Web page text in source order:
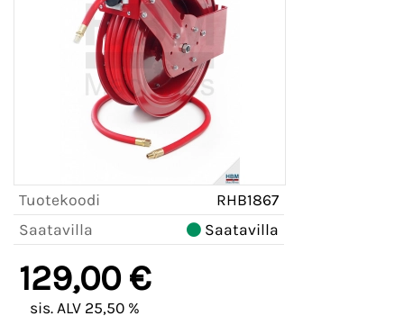
Tuotekoodi
RHB1867
Saatavilla
Saatavilla
129,00 €
sis. ALV 25,50 %